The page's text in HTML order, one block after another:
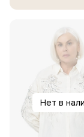
Нет в